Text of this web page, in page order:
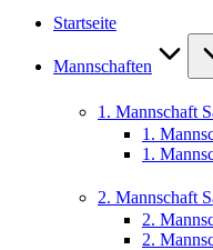
Startseite
Mannschaften
1. Mannschaft
1.
1.
2. Mannschaft
2.
2.